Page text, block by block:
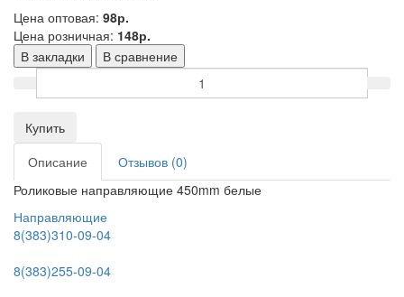
Цена оптовая: 98р.
Цена розничная: 148р.
В закладки
В сравнение
Купить
Описание
Отзывов (0)
Роликовые направляющие 450mm белые
Направляющие
8(383)310-09-04
8(383)255-09-04